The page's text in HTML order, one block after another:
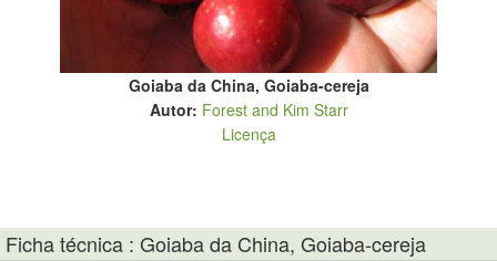
Goiaba da China, Goiaba-cereja
Autor: Forest and Kim Starr
Licença
Ficha técnica : Goiaba da China, Goiaba-cereja